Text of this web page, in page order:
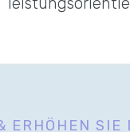
ERHÖHEN SIE